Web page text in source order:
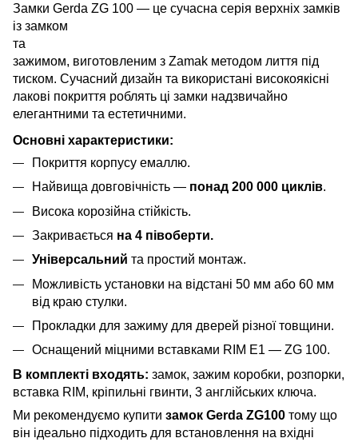
Замки Gerda ZG 100 — це сучасна серія верхніх замків
із замком
та
зажимом, виготовленим з Zamak методом лиття під
тиском. Сучасний дизайн та використані високоякісні
лакові покриття роблять ці замки надзвичайно
елегантними та естетичними.
Основні характеристики:
Покриття корпусу емаллю.
Найвища довговічність — понад 200 000 циклів.
Висока корозійна стійкість.
Закривається на 4 півоберти.
Універсальний та простий монтаж.
Можливість установки на відстані 50 мм або 60 мм
від краю стулки.
Прокладки для зажиму для дверей різної товщини.
Оснащений міцними вставками RIM E1 — ZG 100.
В комплекті входять: замок, зажим коробки, розпорки,
вставка RIM, кріпильні гвинти, 3 англійських ключа.
Ми рекомендуємо купити замок Gerda ZG100 тому що
він ідеально підходить для встановлення на вхідні